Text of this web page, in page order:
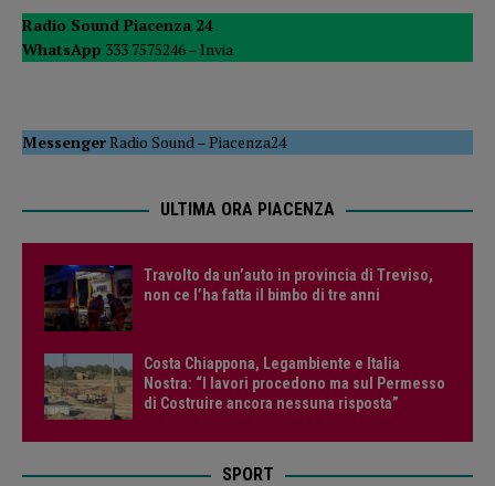
Radio Sound Piacenza 24
WhatsApp 333 7575246 – Invia
MessengerRadio Sound –Piacenza24
ULTIMA ORA PIACENZA
Travolto da un’auto in provincia di Treviso,
non ce l’ha fatta il bimbo di tre anni
Costa Chiappona, Legambiente e Italia
Nostra: “I lavori procedono ma sul Permesso
di Costruire ancora nessuna risposta”
SPORT